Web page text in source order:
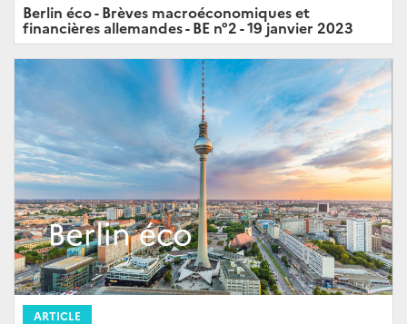
Berlin éco - Brèves macroéconomiques et
financières allemandes - BE n°2 - 19 janvier 2023
ARTICLE